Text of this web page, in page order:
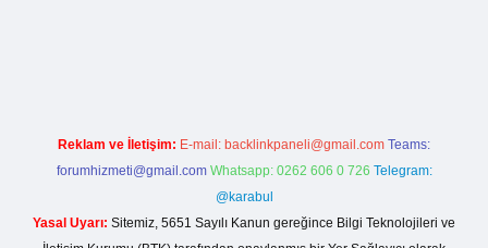
Reklam ve İletişim: E-mail: backlinkpaneli@gmail.com Teams:
forumhizmeti@gmail.com Whatsapp: 0262 606 0 726 Telegram:
@karabul
Yasal Uyarı: Sitemiz, 5651 Sayılı Kanun gereğince Bilgi Teknolojileri ve